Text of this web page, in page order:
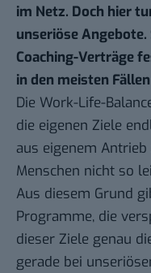
im Netz. Doch hier
unseriöse
Coaching-Verträge
in den meisten
Die Work-Life-
die eigenen Ziele
aus eigenem
Menschen nicht so
Aus diesem Grund
Programme, die
dieser Ziele genau
gerade bei